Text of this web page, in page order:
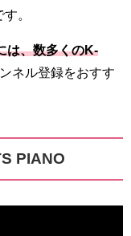
。
は、数多くのK-
ネル登録をおすす
PIANO